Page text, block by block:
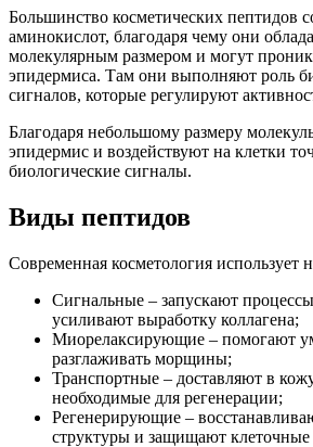
Большинство косметических пептидов
аминокислот, благодаря чему они
молекулярным размером и могут
эпидермиса. Там они выполняют роль
сигналов, которые регулируют
Благодаря небольшому размеру
эпидермис и воздействуют на клетки
биологические сигналы.
Виды пептидов
Современная косметология использует
Сигнальные – запускают
усиливают выработку коллагена;
Миорелаксирующие – помогают
разглаживать морщины;
Транспортные – доставляют в
необходимые для регенерации;
Регенерирующие –
структуры и защищают